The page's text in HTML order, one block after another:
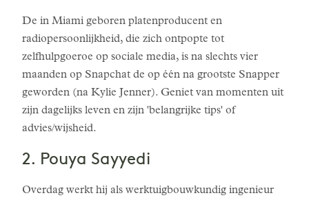
De in Miami geboren platenproducent en
radiopersoonlijkheid, die zich ontpopte tot
zelfhulpgoeroe op sociale media, is na slechts vier
maanden op Snapchat de op één na grootste Snapper
geworden (na Kylie Jenner). Geniet van momenten uit
zijn dagelijks leven en zijn 'belangrijke tips' of
advies/wijsheid.
2. Pouya Sayyedi
Overdag werkt hij als werktuigbouwkundig ingenieur